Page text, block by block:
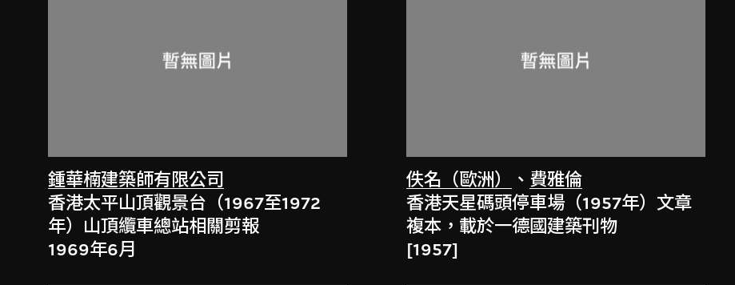
鍾華楠建築師有限公司
香港太平山頂觀景台（1967至1972
年）山頂纜車總站相關剪報
1969年6月
佚名（歐洲） 、 費雅倫
香港天星碼頭停車場（1957年）文章
複本，載於一德國建築刊物
[1957]